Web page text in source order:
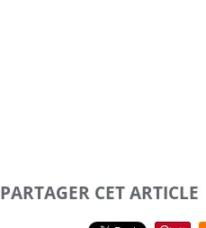
PARTAGER CET ARTICLE